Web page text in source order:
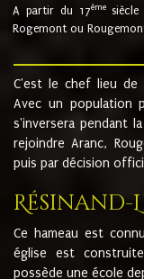
A partir du 17ème
Rogemont ou
C'est le chef lieu de
Avec un population
s'inversera pendant
rejoindre Aranc,
puis par décision
Résinand-
Ce hameau est
église est
possède une école